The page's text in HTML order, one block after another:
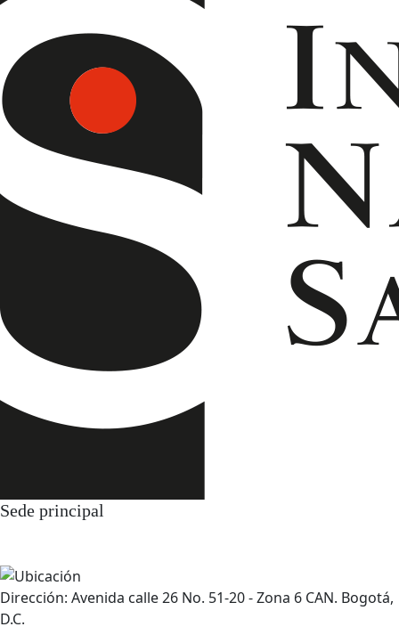
Sede principal
Dirección: Avenida calle 26 No. 51-20 - Zona 6 CAN. Bogotá,
D.C.